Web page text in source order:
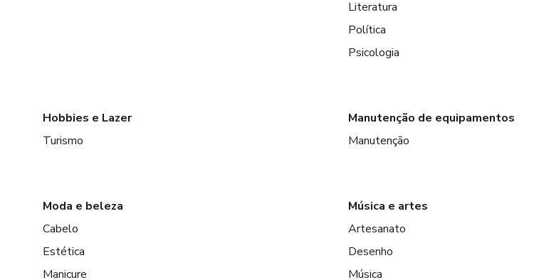
Literatura
Política
Psicologia
Hobbies e Lazer
Turismo
Manutenção de equipamentos
Manutenção
Moda e beleza
Cabelo
Estética
Manicure
Música e artes
Artesanato
Desenho
Música